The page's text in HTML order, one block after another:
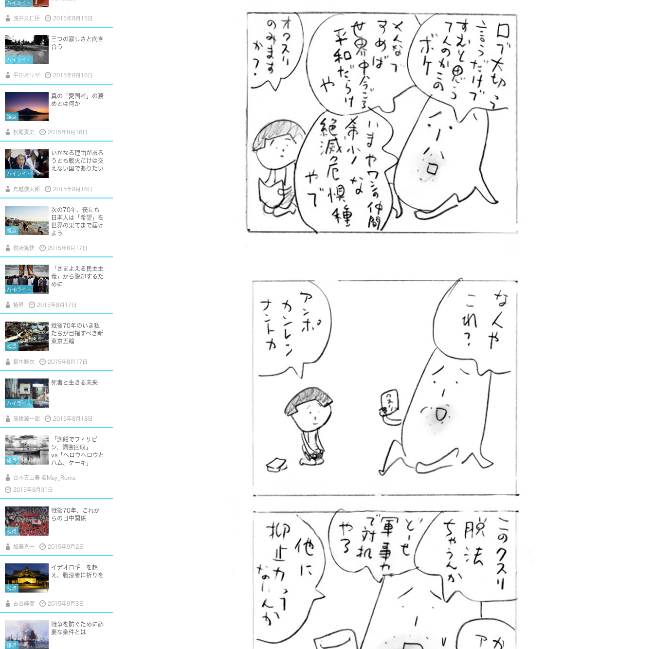
ハイライト
浅井久仁臣 2015年8月15日
ハイライト
三つの寂しさと向き
合う
平田オリザ 2015年8月16日
論点
真の「愛国者」の務
めとは何か
松尾貴史 2015年8月16日
ハイライト
いかなる理由があろ
うとも戦火だけは交
えない国でありたい
鳥越俊太郎 2015年8月16日
視点
次の70年、僕たち
日本人は「希望」を
世界の果てまで届け
よう
税所篤快 2015年8月17日
ハイライト
「さまよえる民主主
義」から脱却するた
めに
椿昇 2015年8月17日
視点
戦後70年のいま私
たちが目指すべき新
東京五輪
椹木野衣 2015年8月17日
ハイライト
死者と生きる未来
高橋源一郎 2015年8月18日
論点
「漁船でフィリピ
ン、鍋釜回収」
vs「ヘロウヘロウと
ハム、ケーキ」
谷本真由美 @May_Roma
2015年8月31日
視点
戦後70年、これか
らの日中関係
加藤嘉一 2015年9月2日
視点
イデオロギーを超
え、戦没者に祈りを
古谷経衡 2015年9月3日
論点
戦争を防ぐために必
要な条件とは